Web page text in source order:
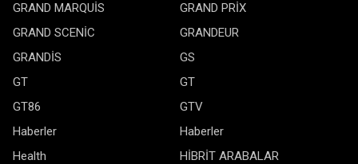
GRAND MARQUİS
GRAND PRİX
GRAND SCENİC
GRANDEUR
GRANDİS
GS
GT
GT
GT86
GTV
Haberler
Haberler
Health
HİBRİT ARABALAR